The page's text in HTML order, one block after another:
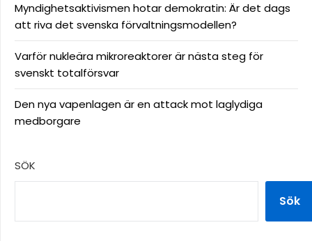
Myndighetsaktivismen hotar demokratin: Är det dags
att riva det svenska förvaltningsmodellen?
Varför nukleära mikroreaktorer är nästa steg för
svenskt totalförsvar
Den nya vapenlagen är en attack mot laglydiga
medborgare
SÖK
Sök